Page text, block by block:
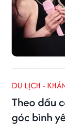
DU LỊCH -
Theo dấu
góc bình